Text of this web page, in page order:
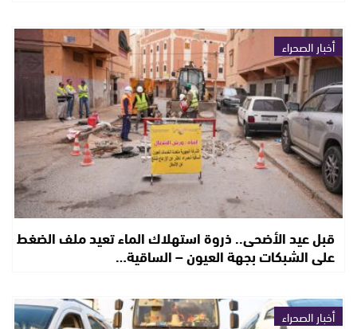
أخبار الصحراء
قبل عيد الأضحى.. ذروة استهلاك الماء تعيد ملف الضغط
على الشبكات بجهة العيون – الساقية…
أخبار الصحراء